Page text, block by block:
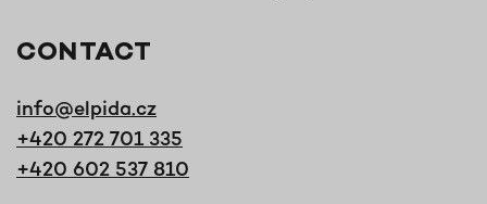
CONTACT
info@elpida.cz
+420 272 701 335
+420 602 537 810